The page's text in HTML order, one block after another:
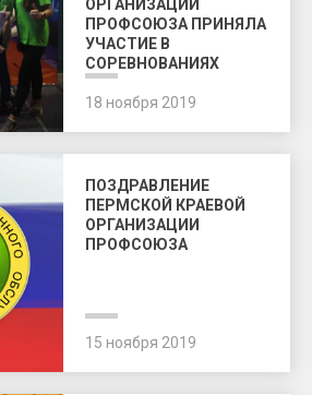
ОРГАНИЗАЦИИ
ПРОФСОЮЗА ПРИНЯЛА
УЧАСТИЕ В
СОРЕВНОВАНИЯХ
18 ноября 2019
ПОЗДРАВЛЕНИЕ
ПЕРМСКОЙ КРАЕВОЙ
ОРГАНИЗАЦИИ
ПРОФСОЮЗА
15 ноября 2019